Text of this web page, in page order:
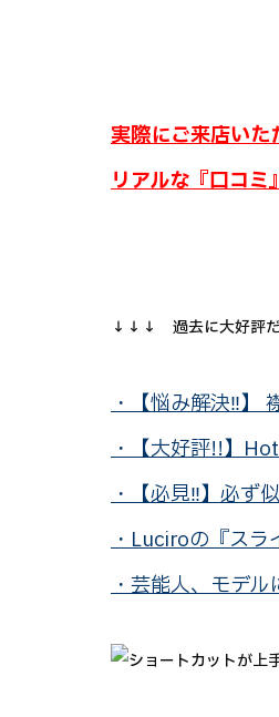
実際にご来店いた
リアルな『口コミ
↓↓↓ 過去に大好評
・【悩み解決‼】
・【大好評!!】
・【必見‼】必ず
・Luciroの『スラ
・芸能人、モデル